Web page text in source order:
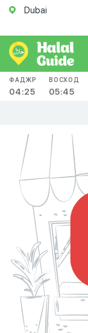
Dubai
ФАДЖР
04:25
ВОСХОД
05:45